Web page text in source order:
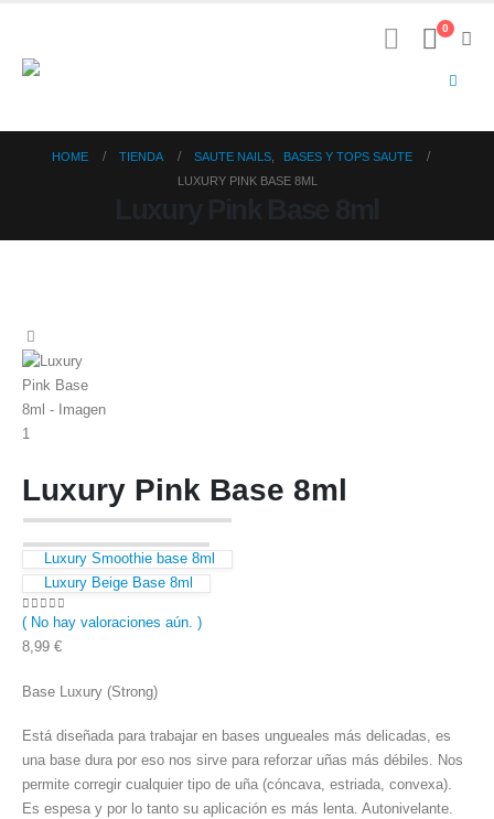
0
HOME TIENDA SAUTE NAILS,
BASES Y TOPS SAUTE
LUXURY PINK BASE 8ML
Luxury Pink Base 8ml
Luxury Smoothie base 8ml
Luxury Beige Base 8ml
0 out of 5
( No hay valoraciones aún. )
8,99 €
Base Luxury (Strong)
Está diseñada para trabajar en bases ungueales más delicadas, es
una base dura por eso nos sirve para reforzar uñas más débiles. Nos
permite corregir cualquier tipo de uña (cóncava, estriada, convexa).
Es espesa y por lo tanto su aplicación es más lenta. Autonivelante.